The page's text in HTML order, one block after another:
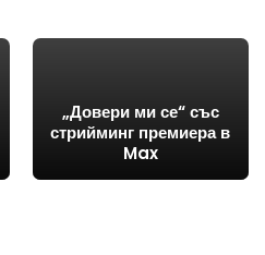
„Довери ми се“ със
стрийминг премиера в
Max